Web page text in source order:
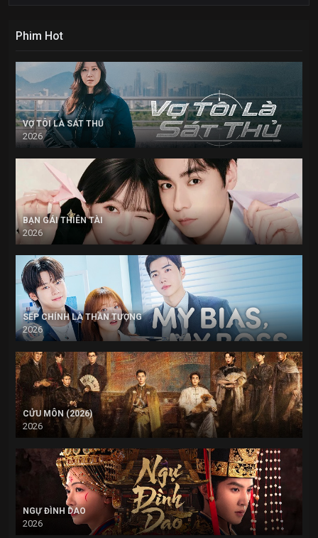
Phim Hot
VỢ TÔI LÀ SÁT THỦ
2026
BẠN GÁI THIÊN TÀI
2026
SẾP CHÍNH LÀ THẦN TƯỢNG
2026
CỬU MÔN (2026)
2026
NGỰ ĐÌNH DAO
2026